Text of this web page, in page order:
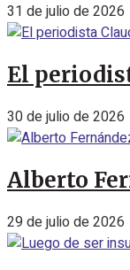
31 de julio de 2026
El
30 de julio de 2026
Alberto
29 de julio de 2026